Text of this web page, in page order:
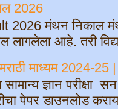
2026
2026 मंथन निकाल
लागलेला आहे. तरी
मराठी माध्यम 2024-
ज्ञान परीक्षा
पेपर डाउनलोड